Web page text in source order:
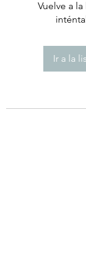
Vuelve a
Ir a la